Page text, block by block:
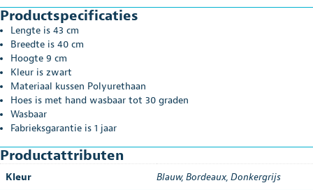
Productspecificaties
Lengte is 43 cm
Breedte is 40 cm
Hoogte 9 cm
Kleur is zwart
Materiaal kussen Polyurethaan
Hoes is met hand wasbaar tot 30 graden
Wasbaar
Fabrieksgarantie is 1 jaar
Productattributen
Kleur Blauw, Bordeaux, Donkergrijs